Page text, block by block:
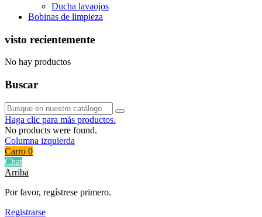
Ducha lavaojos
Bobinas de limpieza
visto recientemente
No hay productos
Buscar
Haga clic para más productos.
No products were found.
Columna izquierda
Carro 0
Chat
Arriba
Por favor, regístrese primero.
Registrarse